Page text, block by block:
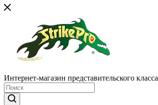
Интернет-магазин представительского класса